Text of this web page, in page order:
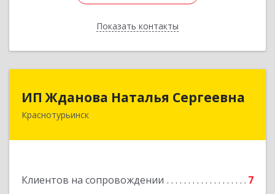
Показать контакты
Назад
ИП Жданова Наталья Сергеевна
Краснотурьинск
Клиентов на сопровождении 7